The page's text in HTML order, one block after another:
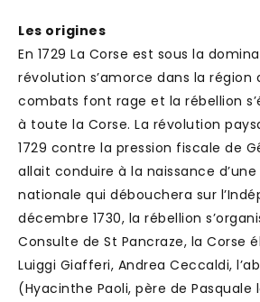
Les origines
En 1729 La Corse est sous la
révolution s’amorce dans la région
combats font rage et la rébellion
à toute la Corse. La révolution
1729 contre la pression fiscale de
allait conduire à la naissance
nationale qui débouchera sur
décembre 1730, la rébellion
Consulte de St Pancraze, la Corse
Luiggi Giafferi, Andrea Ceccaldi,
(Hyacinthe Paoli, père de Pasquale